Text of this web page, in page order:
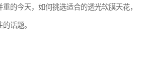
的今天，如何挑选适合的透光软膜天花，
话题。